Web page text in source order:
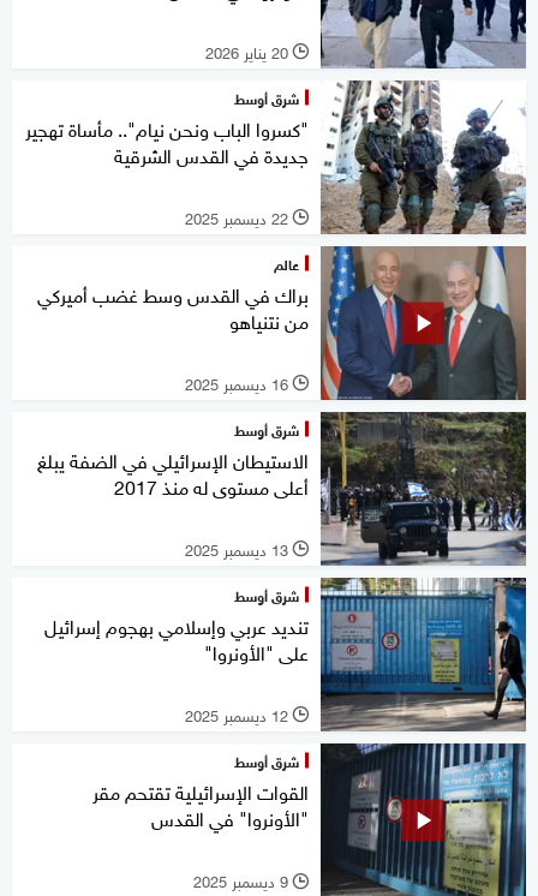
l 20 يناير 2026
شرق أوسط
"كسروا الباب ونحن نيام".. مأساة تهجير
جديدة في القدس الشرقية
l 22 ديسمبر 2025
عالم
براك في القدس وسط غضب أميركي
من نتنياهو
l 16 ديسمبر 2025
شرق أوسط
الاستيطان الإسرائيلي في الضفة يبلغ
أعلى مستوى له منذ 2017
l 13 ديسمبر 2025
شرق أوسط
تنديد عربي وإسلامي بهجوم إسرائيل
على "الأونروا"
l 12 ديسمبر 2025
شرق أوسط
القوات الإسرائيلية تقتحم مقر
"الأونروا" في القدس
l 9 ديسمبر 2025